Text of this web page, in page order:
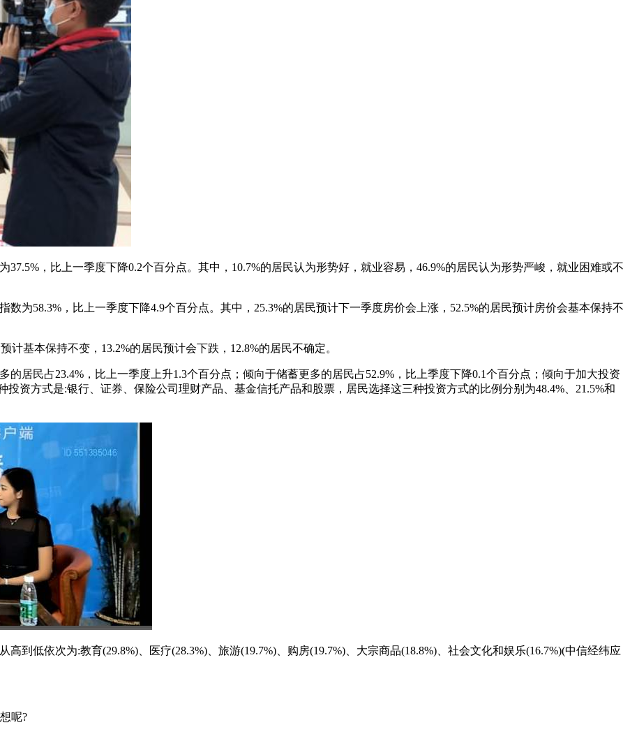
，比上一季度下降0.2个百分点。其中，10.7%的居民认为形势好，就业容易，46.9%的居民认为形势严峻，就业困难或不
为58.3%，比上一季度下降4.9个百分点。其中，25.3%的居民预计下一季度房价会上涨，52.5%的居民预计房价会基本保持不
基本保持不变，13.2%的居民预计会下跌，12.8%的居民不确定。
居民占23.4%，比上一季度上升1.3个百分点；倾向于储蓄更多的居民占52.9%，比上季度下降0.1个百分点；倾向于加大投资
投资方式是:银行、证券、保险公司理财产品、基金信托产品和股票，居民选择这三种投资方式的比例分别为48.4%、21.5%和
到低依次为:教育(29.8%)、医疗(28.3%)、旅游(19.7%)、购房(19.7%)、大宗商品(18.8%)、社会文化和娱乐(16.7%)(中信经纬应
呢?